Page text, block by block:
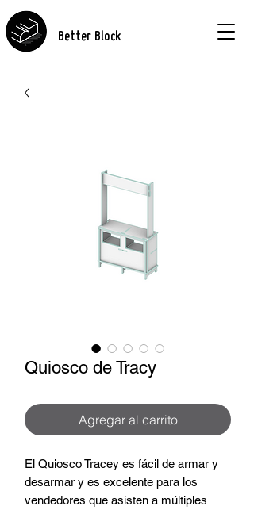
Better Block
Quiosco de Tracy
Agregar al carrito
El Quiosco Tracey es fácil de armar y
desarmar y es excelente para los
vendedores que asisten a múltiples